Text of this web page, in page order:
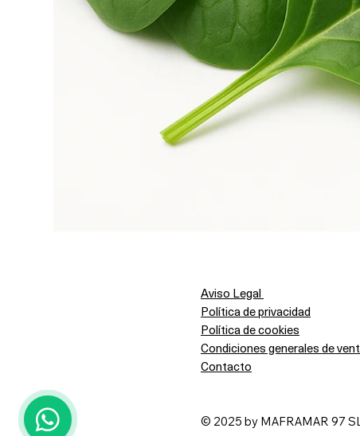
Aviso Legal
Política de privacidad
Política de cookies
Condiciones generales de
Contacto
© 2025 by MAFRAMAR 97
1